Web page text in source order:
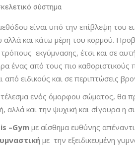
σύστημα
είναι υπό την επίβλεψη του
και κάτω μέρη του κορμού.
εκγύμνασης, έτσι και σε
ένας από τους πιο καθοριστικούς
από ειδικούς και σε περιπτώσεις
ενός όμορφου σώματος, θα
αλλά και την ψυχική και σίγουρα η
–Gym με αίσθημα ευθύνης
με την εξειδικευμένη